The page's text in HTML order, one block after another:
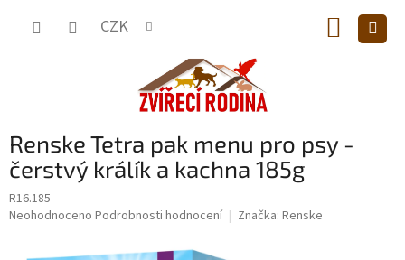
CZK
KOŠÍK
Renske Tetra pak menu pro psy -
čerstvý králík a kachna 185g
R16.185
Průměrné
Neohodnoceno Podrobnosti hodnocení Značka: Renske